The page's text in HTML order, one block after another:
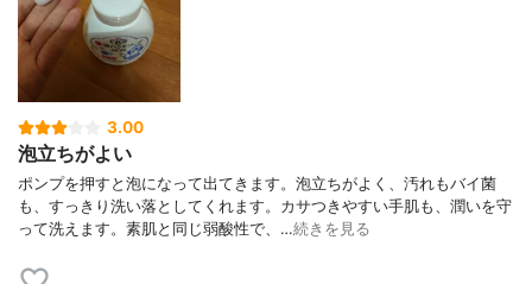
3.00
泡立ちがよい
ポンプを押すと泡になって出てきます。泡立ちがよく、汚れもバイ菌
も、すっきり洗い落としてくれます。カサつきやすい手肌も、潤いを守
って洗えます。素肌と同じ弱酸性で、…続きを見る